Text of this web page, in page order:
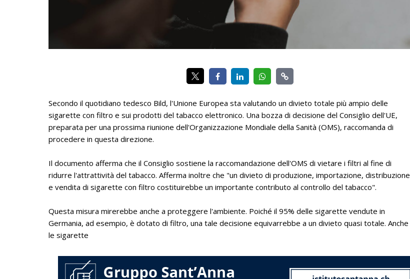
Secondo il quotidiano tedesco Bild, l'Unione Europea sta valutando un divieto totale più ampio delle
sigarette con filtro e sui prodotti del tabacco elettronico. Una bozza di decisione del Consiglio dell'UE,
preparata per una prossima riunione dell'Organizzazione Mondiale della Sanità (OMS), raccomanda di
procedere in questa direzione.
Il documento afferma che il Consiglio sostiene la raccomandazione dell'OMS di vietare i filtri al fine di
ridurre l'attrattività del tabacco. Afferma inoltre che "un divieto di produzione, importazione, distribuzione
e vendita di sigarette con filtro costituirebbe un importante contributo al controllo del tabacco".
Questa misura mirerebbe anche a proteggere l'ambiente. Poiché il 95% delle sigarette vendute in
Germania, ad esempio, è dotato di filtro, una tale decisione equivarrebbe a un divieto quasi totale. Anche
le sigarette